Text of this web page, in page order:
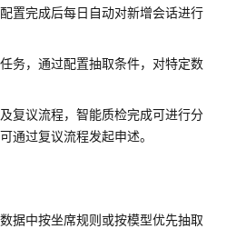
置完成后每日自动对新增会话进行
务，通过配置抽取条件，对特定数
复议流程，智能质检完成可进行分
通过复议流程发起申述。
据中按坐席规则或按模型优先抽取